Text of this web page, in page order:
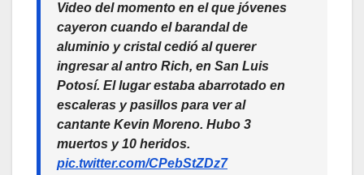
Video del momento en el que jóvenes
cayeron cuando el barandal de
aluminio y cristal cedió al querer
ingresar al antro Rich, en San Luis
Potosí. El lugar estaba abarrotado en
escaleras y pasillos para ver al
cantante Kevin Moreno. Hubo 3
muertos y 10 heridos.
pic.twitter.com/CPebStZDz7